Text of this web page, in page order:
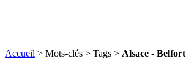
Accueil > Mots-clés > Tags > Alsace - Belfort